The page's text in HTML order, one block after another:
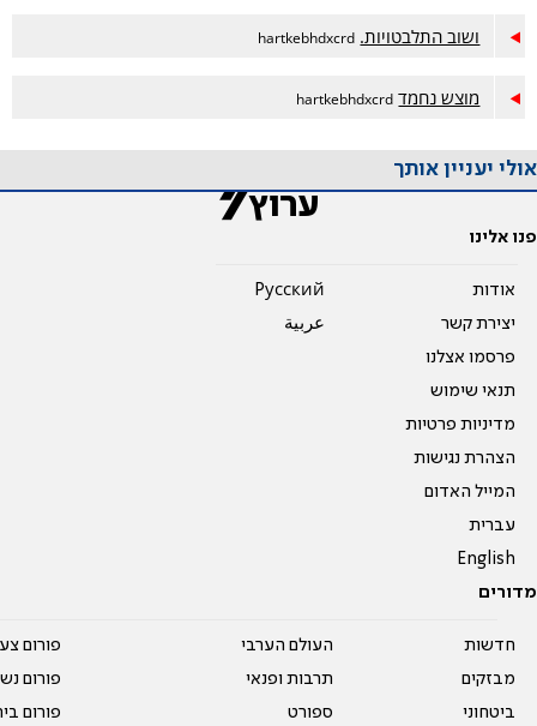
ושוב התלבטויות. hartkebhdxcrd
מוצש נחמד hartkebhdxcrd
אולי יעניין אותך
פנו אלינו
אודות
יצירת קשר
פרסמו אצלנו
תנאי שימוש
מדיניות פרטיות
הצהרת נגישות
המייל האדום
עברית
English
Pусский
عربية
מדורים
חדשות
מבזקים
ביטחוני
העולם הערבי
תרבות ופנאי
ספורט
פורום
פורום
פורום